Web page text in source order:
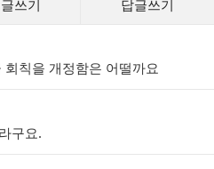
쓰기 답글쓰기
회칙을 개정함은 어떨까요
구요.